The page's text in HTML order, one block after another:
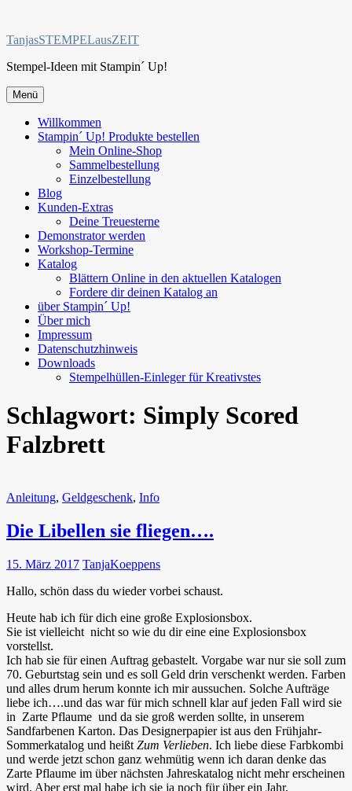
springen
TanjasSTEMPELausZEIT
Stempel-Ideen mit Stampin´ Up!
Menü
Willkommen
Stampin´ Up! Produkte bestellen
Mein Online-Shop
Sammelbestellung
Einzelbestellung
Blog
Kunden-Extras
Deine Treuesterne
Demonstrator werden
Workshop-Termine
Katalog
Blättern Online in den aktuellen Katalogen
Fordere dir deinen Katalog an
über Stampin´ Up!
Über mich
Impressum
Datenschutzhinweis
Downloads
Stempelhüllen-Einleger für Kreativstes
Schlagwort: Simply Scored
Falzbrett
Anleitung, Geldgeschenk, Info
Die Libellen sie fliegen….
15. März 2017 TanjaKoeppens
Hallo, schön dass du wieder vorbei schaust.
Heute hab ich für dich eine große Explosionsbox.
Sie ist vielleicht nicht so wie du dir eine eine Explosionsbox
vorstellst.
Ich hab sie für einen Auftrag gebastelt. Vorgabe war nur sie soll zum
70. Geburtstag sein und es soll Geld drin verschenkt werden. Farben
und alles drum herum konnte ich mir aussuchen. Solche Aufträge
liebe ich….und das war für mich schnell klar auf jeden Fall wird sie
in Zarte Pflaume und da sie groß werden sollte, in unserem
Sandfarbenen Karton. Das Designerpapier ist aus den Frühjahr-
Sommerkatalog und heißt Zum Verlieben. Ich liebe diese Farbkombi
und werde jetzt schon ganz wehmütig wenn ich daran denke das
Zarte Pflaume im über nächsten Jahreskatalog nicht mehr erscheinen
wird. Aber erst mal habe ich sie ja noch für über ein Jahr.